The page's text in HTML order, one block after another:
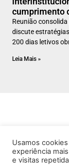
cumprimento
Reunião
discute
200 dias letivos
Leia Mais »
Usamos
experiência
e visitas